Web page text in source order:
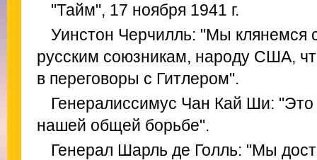
"Тайм", 17 ноября 1941 г.
Уинстон Черчилль: "Мы
русским союзникам, народу США,
в переговоры с Гитлером".
Генералиссимус Чан Кай Ши:
нашей общей борьбе".
Генерал Шарль де Голль: "Мы